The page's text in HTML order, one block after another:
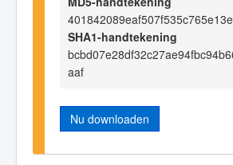
SHA1-handtekening
aaf
Nu downloaden